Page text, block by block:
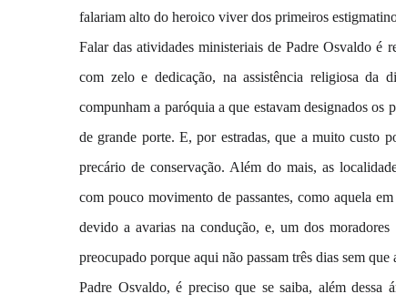
falariam alto do heroico viver dos primeiros
Falar das atividades ministeriais de Padre Osvaldo é
com zelo e dedicação, na assistência religiosa da
compunham a paróquia a que estavam designados os
de grande porte. E, por estradas, que a muito custo
precário de conservação. Além do mais, as
com pouco movimento de passantes, como aquela
devido a avarias na condução, e, um dos
preocupado porque aqui não passam três dias sem
Padre Osvaldo, é preciso que se saiba, além